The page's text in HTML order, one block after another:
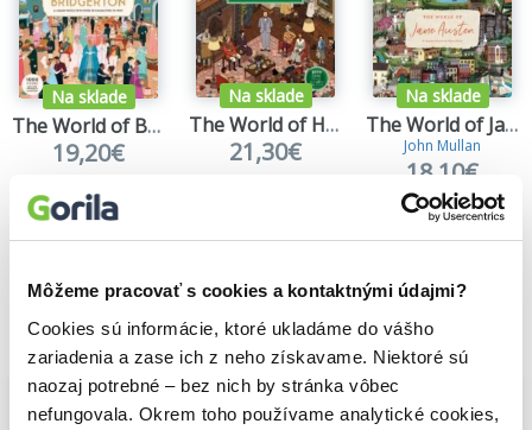
Môžeme pracovať s cookies a kontaktnými údajmi?
Cookies sú informácie, ktoré ukladáme do vášho
zariadenia a zase ich z neho získavame. Niektoré sú
naozaj potrebné – bez nich by stránka vôbec
nefungovala. Okrem toho používame analytické cookies,
Na sklade
The World of Bridgerton - 1000 Piece Puzzle
19,20€
Na sklade
The World of Hercule Poirot
21,30€
Na sklade
The World of Jane Austen
John Mullan
18,10€
Vybrané pre teba